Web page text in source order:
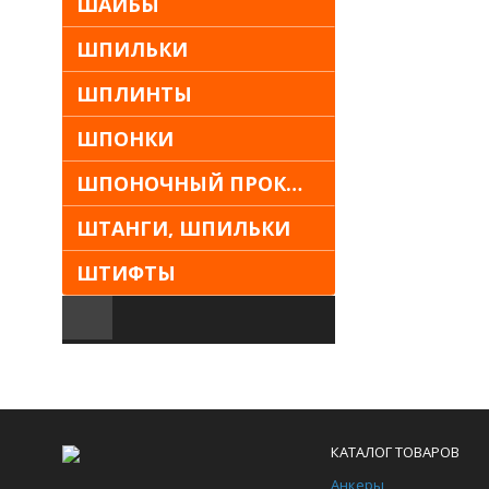
ШПИЛЬКИ
ШПЛИНТЫ
ШПОНКИ
ШПОНОЧНЫЙ ПРОКАТ
ШТАНГИ, ШПИЛЬКИ
ШТИФТЫ
КАТАЛОГ ТОВАРОВ
Анкеры